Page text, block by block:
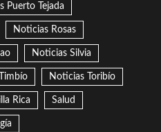
Puerto Tejada
Noticias Rosas
Noticias Silvia
Noticias Toribío
Rica Salud